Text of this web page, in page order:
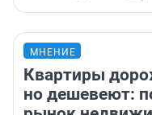
МНЕНИЕ
Квартиры
но дешевеют: